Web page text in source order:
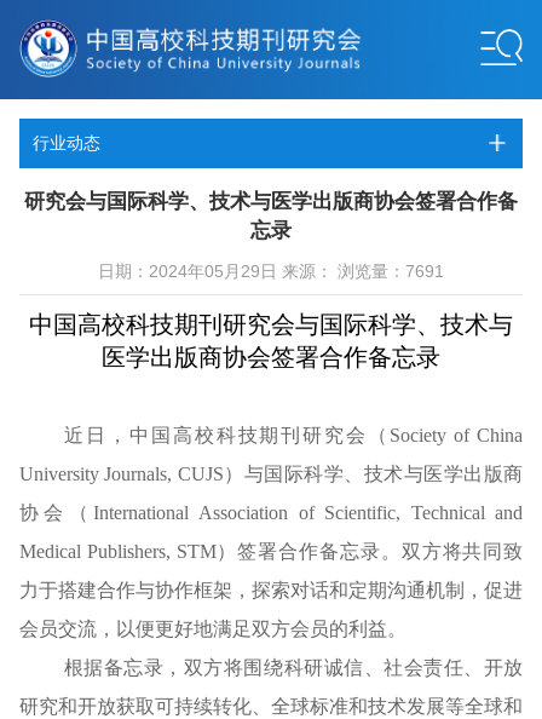
行业动态
研究会与国际科学、技术与医学出版商协会签署合作备
忘录
日期：2024年05月29日 来源： 浏览量：7691
中国高校科技期刊研究会与国际科学、技术与
医学出版商协会签署合作备忘录
近日，中国高校科技期刊研究会（Society of China
University Journals, CUJS）与国际科学、技术与医学出版商
协会（International Association of Scientific, Technical and
Medical Publishers, STM）签署合作备忘录。双方将共同致
力于搭建合作与协作框架，探索对话和定期沟通机制，促进
会员交流，以便更好地满足双方会员的利益。
根据备忘录，双方将围绕科研诚信、社会责任、开放
研究和开放获取可持续转化、全球标准和技术发展等全球和